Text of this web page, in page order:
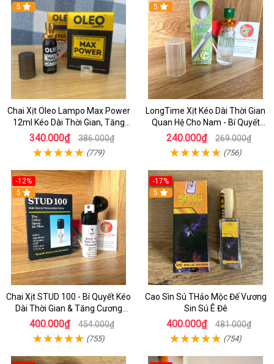
5
Chai Xịt Oleo Lampo Max Power
12ml Kéo Dài Thời Gian, Tăng
Phong Độ
340.000₫ 386.000₫
(779)
5
LongTime Xịt Kéo Dài Thời Gian
Quan Hệ Cho Nam - Bí Quyết
Phòng The Hoàn Hảo
240.000₫ 269.000₫
(756)
-12%
5
Chai Xịt STUD 100 - Bí Quyết Kéo
Dài Thời Gian & Tăng Cương
Cứng Cho Nam
400.000₫ 454.000₫
(755)
-17%
5
Cao Sìn Sú THảo Mộc Đế Vương
Sin Sú Ê Đê
400.000₫ 481.000₫
(754)